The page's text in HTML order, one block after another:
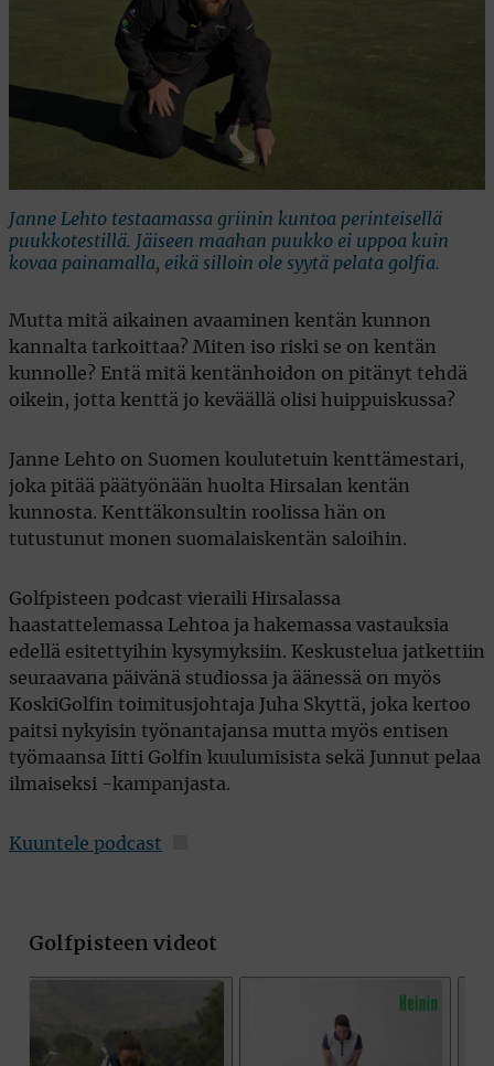
Janne Lehto testaamassa griinin kuntoa perinteisellä
puukkotestillä. Jäiseen maahan puukko ei uppoa kuin
kovaa painamalla, eikä silloin ole syytä pelata golfia.
Mutta mitä aikainen avaaminen kentän kunnon
kannalta tarkoittaa? Miten iso riski se on kentän
kunnolle? Entä mitä kentänhoidon on pitänyt tehdä
oikein, jotta kenttä jo keväällä olisi huippuiskussa?
Janne Lehto on Suomen koulutetuin kenttämestari,
joka pitää päätyönään huolta Hirsalan kentän
kunnosta. Kenttäkonsultin roolissa hän on
tutustunut monen suomalaiskentän saloihin.
Golfpisteen podcast vieraili Hirsalassa
haastattelemassa Lehtoa ja hakemassa vastauksia
edellä esitettyihin kysymyksiin. Keskustelua jatkettiin
seuraavana päivänä studiossa ja äänessä on myös
KoskiGolfin toimitusjohtaja Juha Skyttä, joka kertoo
paitsi nykyisin työnantajansa mutta myös entisen
työmaansa Iitti Golfin kuulumisista sekä Junnut pelaa
ilmaiseksi -kampanjasta.
Kuuntele podcast